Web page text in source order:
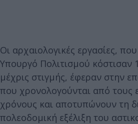
Οι αρχαιολογικές εργασίες,
Υπουργό Πολιτισμού κόστισαν
μέχρις στιγμής, έφεραν στην
που χρονολογούνται από τους
χρόνους και αποτυπώνουν τη
πολεοδομική εξέλιξη του